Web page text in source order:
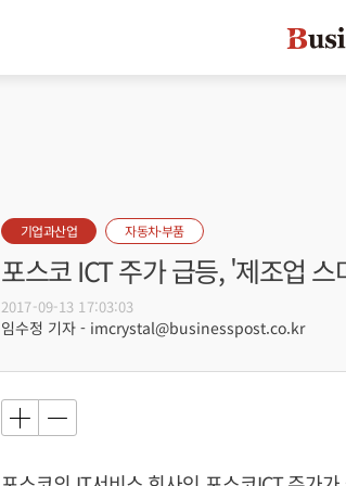
기업과산업 자동차·부품
포스코 ICT 주가 급등, '제조업
2017-09-13 17:03:03
임수정 기자 - imcrystal@businesspost.co.kr